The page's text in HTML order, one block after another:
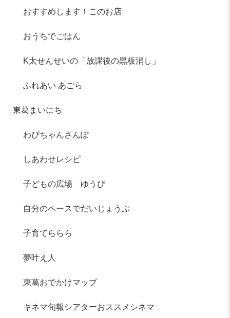
おすすめします！このお店
おうちでごはん
K太せんせいの「放課後の黒板消し」
ふれあい あごら
東葛まいにち
わぴちゃんさんぽ
しあわせレシピ
子どもの広場 ゆうび
自分のペースでだいじょうぶ
子育てららら
夢叶え人
東葛おでかけマップ
キネマ旬報シアターおススメシネマ